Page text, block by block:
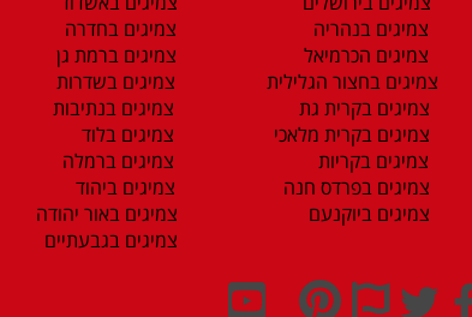
צמיגים בנהריה
צמיגים הכרמיאל
צמיגים בחצור הגלילית
צמיגים בקרית גת
צמיגים בקרית מלאכי
צמיגים בקריות
צמיגים בפרדס חנה
צמיגים ביוקנעם
צמיגים בחדרה
צמיגים ברמת גן
צמיגים בשדרות
צמיגים בנתיבות
צמיגים בלוד
צמיגים ברמלה
צמיגים ביהוד
צמיגים באור יהודה
צמיגים בגבעתיים